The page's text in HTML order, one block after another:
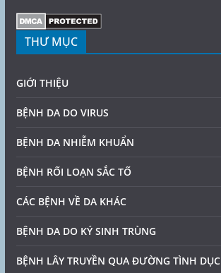
THƯ MỤC
GIỚI THIỆU
BỆNH DA DO VIRUS
BỆNH DA NHIỄM KHUẨN
BỆNH RỐI LOẠN SẮC TỐ
CÁC BỆNH VỀ DA KHÁC
BỆNH DA DO KÝ SINH TRÙNG
BỆNH LÂY TRUYỀN QUA ĐƯỜNG TÌNH DỤC